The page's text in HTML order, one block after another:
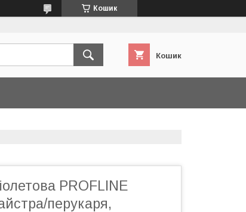
Кошик
Кошик
PROFLINE
перукаря,